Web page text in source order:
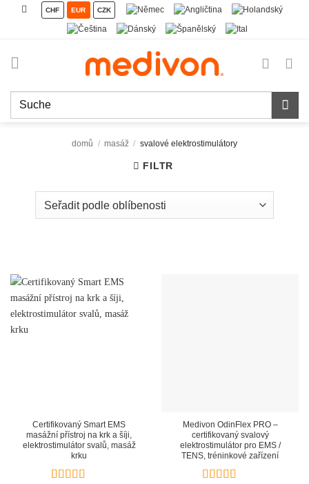
Přeskočit
CHF EUR CZK
Hledat:
domů / masáž / svalové elektrostimulátory
FILTR
Certifikovaný Smart EMS
masážní přístroj na krk a šíji,
elektrostimulátor svalů, masáž
krku
Medivon OdinFlex PRO –
certifikovaný svalový
elektrostimulátor pro EMS /
TENS, tréninkové zařízení